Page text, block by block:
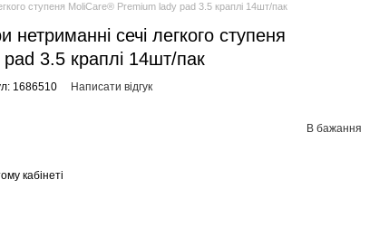
ступеня MoliCare® Premium lady pad 3.5 краплі 14шт/пак
нетриманні сечі легкого ступеня
3.5 краплі 14шт/пак
1686510 Написати відгук
В бажання
кабінеті